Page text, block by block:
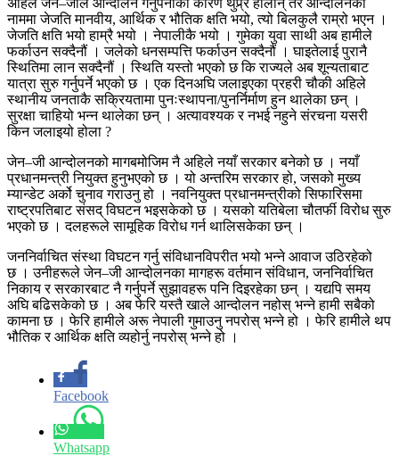
अहिले जेन–जीले आन्दोलन गर्नुपर्नाका कारण थुप्र्रै होलान् तर आन्दोलनका
नाममा जेजति मानवीय, आर्थिक र भौतिक क्षति भयो, त्यो बिलकुलै राम्रो भएन ।
जेजति क्षति भयो हाम्रै भयो । नेपालीकै भयो । गुमेका युवा साथी अब हामीले
फर्काउन सक्दैनौं । जलेको धनसम्पत्ति फर्काउन सक्दैनौं । घाइतेलाई पुरानै
स्थितिमा लान सक्दैनौं । स्थिति यस्तो भएको छ कि राज्यले अब शून्यताबाट
यात्रा सुरु गर्नुपर्ने भएको छ । एक दिनअघि जलाइएका प्रहरी चौकी अहिले
स्थानीय जनताकै सक्रियतामा पुनःस्थापना/पुनर्निर्माण हुन थालेका छन् ।
सुरक्षा चाहियो भन्न थालेका छन् । अत्यावश्यक र नभई नहुने संरचना यसरी
किन जलाइयो होला ?
जेन–जी आन्दोलनको मागबमोजिम नै अहिले नयाँ सरकार बनेको छ । नयाँ
प्रधानमन्त्री नियुक्त हुनुभएको छ । यो अन्तरिम सरकार हो, जसको मुख्य
म्यान्डेट अर्को चुनाव गराउनु हो । नवनियुक्त प्रधानमन्त्रीको सिफारिसमा
राष्ट्रपतिबाट संसद् विघटन भइसकेको छ । यसको यतिबेला चौतर्फी विरोध सुरु
भएको छ । दलहरूले सामूहिक विरोध गर्न थालिसकेका छन् ।
जननिर्वाचित संस्था विघटन गर्नु संविधानविपरीत भयो भन्ने आवाज उठिरहेको
छ । उनीहरूले जेन–जी आन्दोलनका मागहरू वर्तमान संविधान, जननिर्वाचित
निकाय र सरकारबाट नै गर्नुपर्ने सुझावहरू पनि दिइरहेका छन् । यद्यपि समय
अघि बढिसकेको छ । अब फेरि यस्तै खाले आन्दोलन नहोस् भन्ने हामी सबैको
कामना छ । फेरि हामीले अरू नेपाली गुमाउनु नपरोस् भन्ने हो । फेरि हामीले थप
भौतिक र आर्थिक क्षति व्यहोर्नु नपरोस् भन्ने हो ।
Facebook
Whatsapp